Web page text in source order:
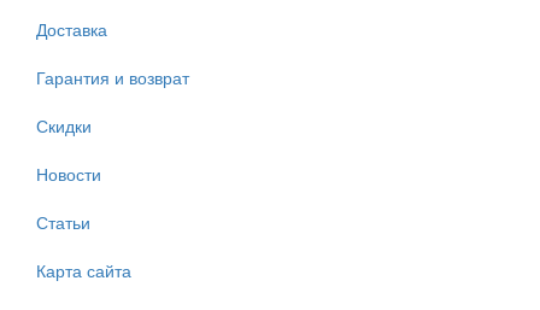
Доставка
Гарантия и возврат
Скидки
Новости
Статьи
Карта сайта